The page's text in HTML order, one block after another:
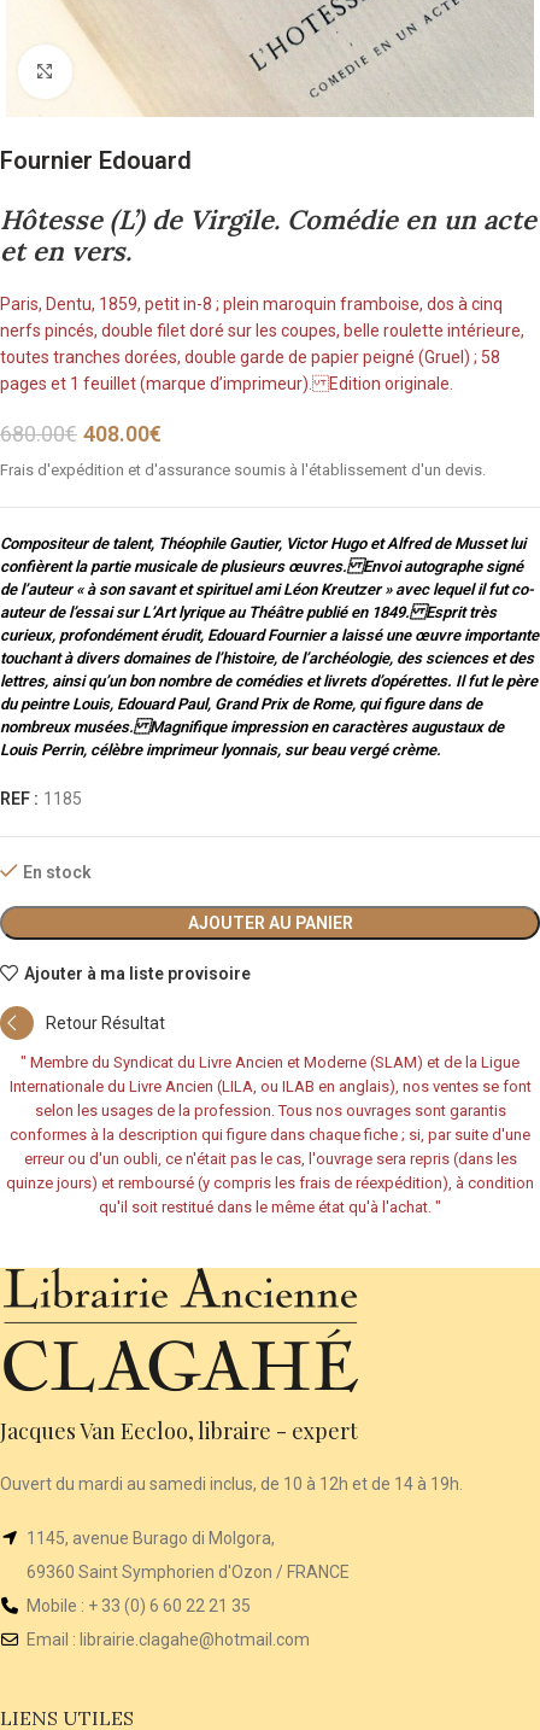
Cliquez pour agrandir
Fournier Edouard
Hôtesse (L’) de Virgile. Comédie en un acte
et en vers.
Paris, Dentu, 1859, petit in-8 ; plein maroquin framboise, dos à cinq
nerfs pincés, double filet doré sur les coupes, belle roulette intérieure,
toutes tranches dorées, double garde de papier peigné (Gruel) ; 58
pages et 1 feuillet (marque d’imprimeur). Edition originale.
680.00€ 408.00€
Frais d'expédition et d'assurance soumis à l'établissement d'un devis.
Compositeur de talent, Théophile Gautier, Victor Hugo et Alfred de Musset lui
confièrent la partie musicale de plusieurs œuvres. Envoi autographe signé
de l’auteur « à son savant et spirituel ami Léon Kreutzer » avec lequel il fut co-
auteur de l’essai sur L’Art lyrique au Théâtre publié en 1849. Esprit très
curieux, profondément érudit, Edouard Fournier a laissé une œuvre importante
touchant à divers domaines de l’histoire, de l’archéologie, des sciences et des
lettres, ainsi qu’un bon nombre de comédies et livrets d’opérettes. Il fut le père
du peintre Louis, Edouard Paul, Grand Prix de Rome, qui figure dans de
nombreux musées. Magnifique impression en caractères augustaux de
Louis Perrin, célèbre imprimeur lyonnais, sur beau vergé crème.
REF : 1185
En stock
AJOUTER AU PANIER
Ajouter à ma liste provisoire
Retour Résultat
" Membre du Syndicat du Livre Ancien et Moderne (SLAM) et de la Ligue
Internationale du Livre Ancien (LILA, ou ILAB en anglais), nos ventes se font
selon les usages de la profession. Tous nos ouvrages sont garantis
conformes à la description qui figure dans chaque fiche ; si, par suite d'une
erreur ou d'un oubli, ce n'était pas le cas, l'ouvrage sera repris (dans les
quinze jours) et remboursé (y compris les frais de réexpédition), à condition
qu'il soit restitué dans le même état qu'à l'achat. "
Jacques Van Eecloo, libraire - expert
Ouvert du mardi au samedi inclus, de 10 à 12h et de 14 à 19h.
1145, avenue Burago di Molgora,
69360 Saint Symphorien d'Ozon / FRANCE
Mobile : + 33 (0) 6 60 22 21 35
Email : librairie .clagahe@hotmail.com
LIENS UTILES